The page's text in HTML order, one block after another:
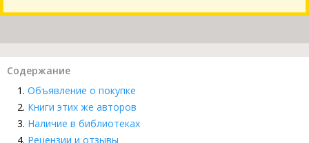
Содержание
Объявление о покупке
Книги этих же авторов
Наличие в библиотеках
Рецензии и отзывы